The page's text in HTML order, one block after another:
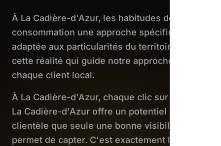
À La Cadière-d'Azur, les habitudes de
consommation une approche spécifique,
adaptée aux particularités du territoire. C'est
cette réalité qui guide notre approche pour
chaque client local.
À La Cadière-d'Azur, chaque clic sur Google
La Cadière-d'Azur offre un potentiel de
clientèle que seule une bonne visibilité web
permet de capter. C'est exactement le type